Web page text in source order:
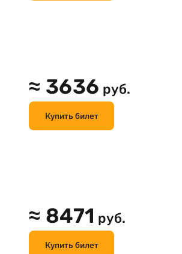
≈ 3636 руб.
Купить билет
≈ 8471 руб.
Купить билет